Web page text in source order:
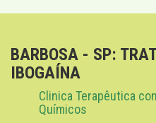
BARBOSA - SP:
IBOGAÍNA
Clinica Terapêutica
Químicos